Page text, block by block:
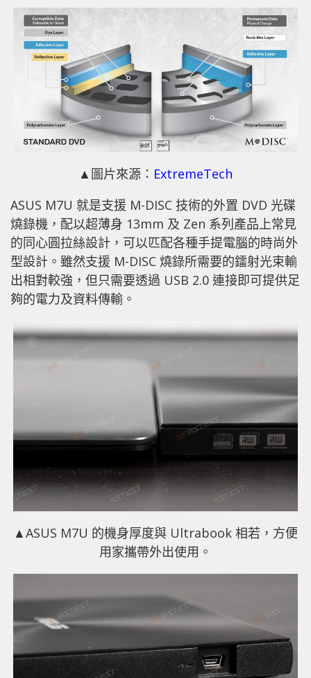
▲圖片來源： ExtremeTech
ASUS M7U 就是支援 M-DISC 技術的外置 DVD 光碟
燒錄機，配以超薄身 13mm 及 Zen 系列產品上常見
的同心圓拉絲設計，可以匹配各種手提電腦的時尚外
型設計。雖然支援 M-DISC 燒錄所需要的鐳射光束輸
出相對較強，但只需要透過 USB 2.0 連接即可提供足
夠的電力及資料傳輸。
▲ASUS M7U 的機身厚度與 Ultrabook 相若，方便
用家攜帶外出使用。